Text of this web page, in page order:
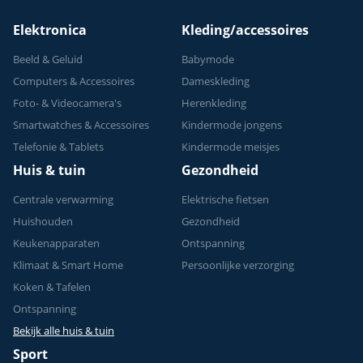
Elektronica
Beeld & Geluid
Computers & Accessoires
Foto- & Videocamera's
Smartwatches & Accessoires
Telefonie & Tablets
Kleding/accessoires
Babymode
Dameskleding
Herenkleding
Kindermode jongens
Kindermode meisjes
Huis & tuin
Centrale verwarming
Huishouden
Keukenapparaten
Klimaat & Smart Home
Koken & Tafelen
Ontspanning
Bekijk alle huis & tuin
Gezondheid
Elektrische fietsen
Gezondheid
Ontspanning
Persoonlijke verzorging
Sport